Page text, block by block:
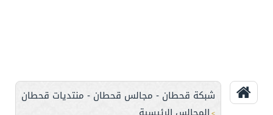
شبكة قحطان - مجالس قحطان - منتديات قحطان